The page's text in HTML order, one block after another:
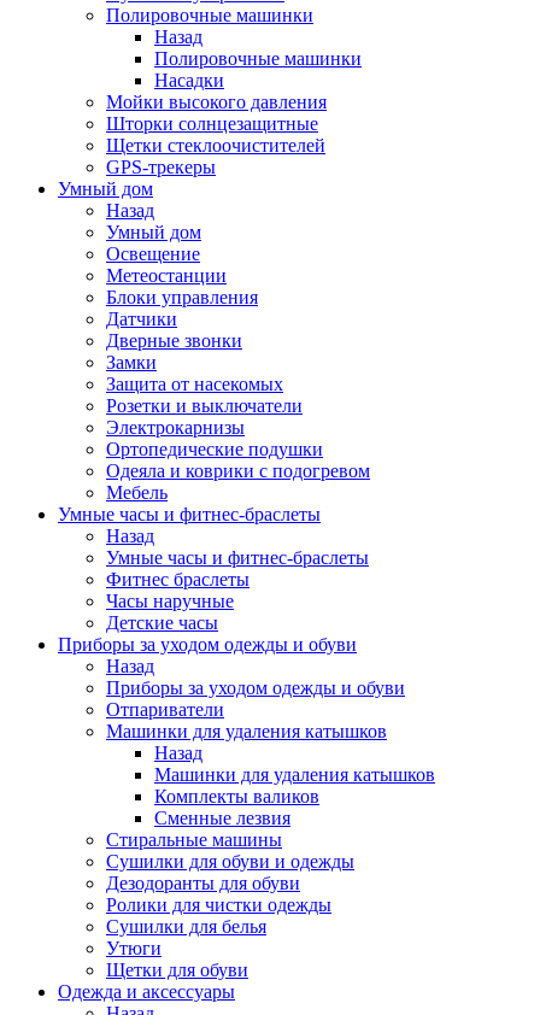
Полировочные машинки
Назад
Полировочные машинки
Насадки
Мойки высокого давления
Шторки солнцезащитные
Щетки стеклоочистителей
GPS-трекеры
Умный дом
Назад
Умный дом
Освещение
Метеостанции
Блоки управления
Датчики
Дверные звонки
Замки
Защита от насекомых
Розетки и выключатели
Электрокарнизы
Ортопедические подушки
Одеяла и коврики с подогревом
Мебель
Умные часы и фитнес-браслеты
Назад
Умные часы и фитнес-браслеты
Фитнес браслеты
Часы наручные
Детские часы
Приборы за уходом одежды и обуви
Назад
Приборы за уходом одежды и обуви
Отпариватели
Машинки для удаления катышков
Назад
Машинки для удаления катышков
Комплекты валиков
Сменные лезвия
Стиральные машины
Сушилки для обуви и одежды
Дезодоранты для обуви
Ролики для чистки одежды
Сушилки для белья
Утюги
Щетки для обуви
Одежда и аксессуары